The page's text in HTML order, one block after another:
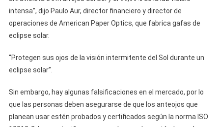
intensa”, dijo Paulo Aur, director financiero y director de
operaciones de American Paper Optics, que fabrica gafas de
eclipse solar.
“Protegen sus ojos de la visión intermitente del Sol durante un
eclipse solar”.
Sin embargo, hay algunas falsificaciones en el mercado, por lo
que las personas deben asegurarse de que los anteojos que
planean usar estén probados y certificados según la norma ISO